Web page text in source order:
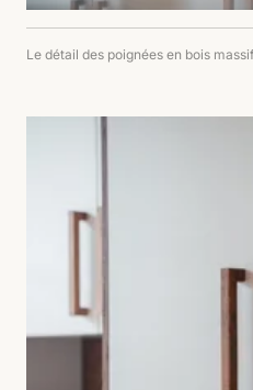
Le détail des poignées en bois